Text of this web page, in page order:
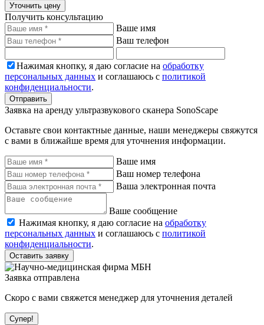
Уточнить цену
Получить консультацию
Ваше имя
Ваш телефон
Нажимая кнопку, я даю согласие на обработку
персональных данных и соглашаюсь с политикой
конфиденциальности.
Отправить
Заявка на аренду ультразвукового сканера SonoScape
Оставьте свои контактные данные, наши менеджеры свяжутся
с вами в ближайше время для уточнения информации.
Ваше имя
Ваш номер телефона
Ваша электронная почта
Ваше сообщение
Нажимая кнопку, я даю согласие на обработку
персональных данных и соглашаюсь с политикой
конфиденциальности.
Оставить заявку
Заявка отправлена
Скоро с вами свяжется менеджер для уточнения деталей
Супер!